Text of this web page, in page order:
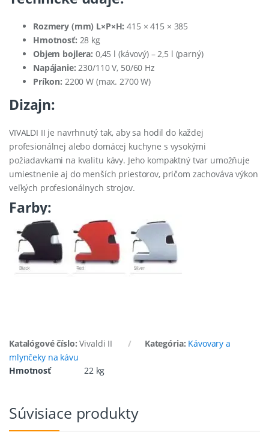
Rozmery (mm) L×P×H: 415 × 415 × 385
Hmotnosť: 28 kg
Objem bojlera: 0,45 l (kávový) – 2,5 l (parný)
Napájanie: 230/110 V, 50/60 Hz
Príkon: 2200 W (max. 2700 W)
Dizajn:
VIVALDI II je navrhnutý tak, aby sa hodil do každej
profesionálnej alebo domácej kuchyne s vysokými
požiadavkami na kvalitu kávy. Jeho kompaktný tvar umožňuje
umiestnenie aj do menších priestorov, pričom zachováva výkon
veľkých profesionálnych strojov.
Farby:
Katalógové číslo:Vivaldi II Kategória: Kávovary a
mlynčeky na kávu
Hmotnosť
22 kg
Súvisiace produkty